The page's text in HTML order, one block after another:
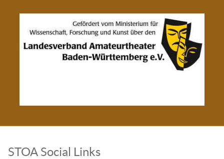
STOA Social Links